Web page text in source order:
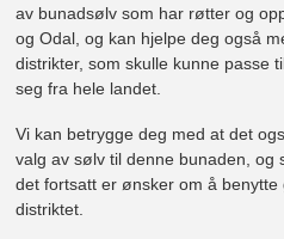
av bunadsølv som har røtter og
og Odal, og kan hjelpe deg også
distrikter, som skulle kunne passe
seg fra hele landet.
Vi kan betrygge deg med at det
valg av sølv til denne bunaden, og
det fortsatt er ønsker om å
distriktet.